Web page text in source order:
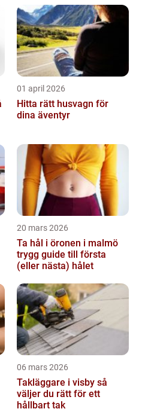
01 april 2026
Hitta rätt husvagn för
dina äventyr
20 mars 2026
Ta hål i öronen i malmö
trygg guide till första
(eller nästa) hålet
06 mars 2026
Takläggare i visby så
väljer du rätt för ett
hållbart tak